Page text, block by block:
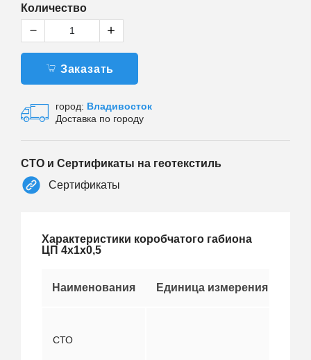
Количество
Заказать
город: Владивосток
Доставка по городу
СТО и Сертификаты на геотекстиль
Сертификаты
Характеристики коробчатого габиона
ЦП 4х1х0,5
Наименования Единица измерения
СТО